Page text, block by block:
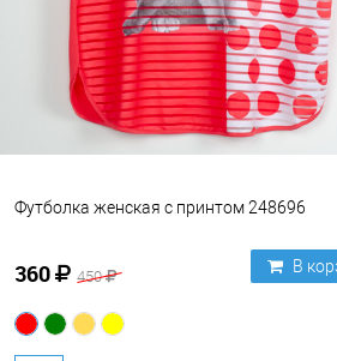
Футболка женская с принтом 248696
360 450
В